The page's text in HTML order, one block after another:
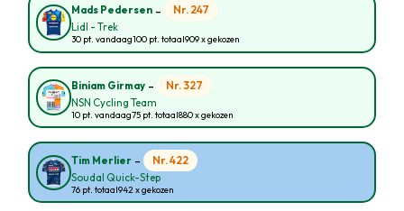
Mads Pedersen - Nr. 247
Lidl - Trek
30 pt. vandaag100 pt. totaal909 x gekozen
Biniam Girmay - Nr. 327
NSN Cycling Team
10 pt. vandaag75 pt. totaal880 x gekozen
Tim Merlier - Nr. 422
Soudal Quick-Step
76 pt. totaal942 x gekozen